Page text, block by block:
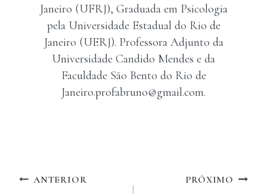
Janeiro (UFRJ), Graduada em Psicologia
pela Universidade Estadual do Rio de
Janeiro (UERJ). Professora Adjunto da
Universidade Candido Mendes e da
Faculdade São Bento do Rio de
Janeiro.profabruno@gmail.com.
Navegação
ANTERIOR PRÓXIMO